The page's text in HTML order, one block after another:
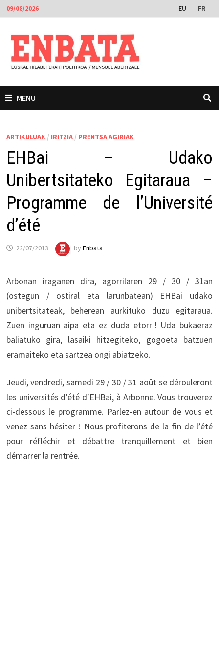
Skip
to
content
09/08/2026 EU FR
MENU
ARTIKULUAK / IRITZIA/ PRENTSA AGIRIAK
EHBai – Udako
Unibertsitateko Egitaraua –
Programme de l’Université
d’été
22/07/2013 by Enbata
Arbonan iraganen dira, agorrilaren 29 / 30 / 31an
(ostegun / ostiral eta larunbatean) EHBai udako
unibertsitateak, beherean aurkituko duzu egitaraua.
Zuen inguruan aipa eta ez duda etorri! Uda bukaeraz
baliatuko gira, lasaiki hitzegiteko, gogoeta batzuen
eramaiteko eta sartzea ongi abiatzeko.
Jeudi, vendredi, samedi 29 / 30 / 31 août se dérouleront
les universités d’été d’EHBai, à Arbonne. Vous trouverez
ci-dessous le programme. Parlez-en autour de vous et
venez sans hésiter ! Nous profiterons de la fin de l’été
pour réfléchir et débattre tranquillement et bien
démarrer la rentrée.